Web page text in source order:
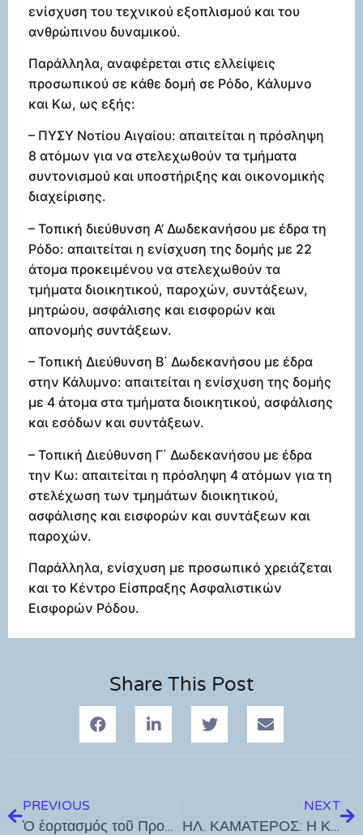
ενίσχυση του τεχνικού εξοπλισμού και του
ανθρώπινου δυναμικού.
Παράλληλα, αναφέρεται στις ελλείψεις
προσωπικού σε κάθε δομή σε Ρόδο, Κάλυμνο
και Κω, ως εξής:
– ΠΥΣΥ Νοτίου Αιγαίου: απαιτείται η πρόσληψη
8 ατόμων για να στελεχωθούν τα τμήματα
συντονισμού και υποστήριξης και οικονομικής
διαχείρισης.
– Τοπική διεύθυνση Α’ Δωδεκανήσου με έδρα τη
Ρόδο: απαιτείται η ενίσχυση της δομής με 22
άτομα προκειμένου να στελεχωθούν τα
τμήματα διοικητικού, παροχών, συντάξεων,
μητρώου, ασφάλισης και εισφορών και
απονομής συντάξεων.
– Τοπική Διεύθυνση Β΄ Δωδεκανήσου με έδρα
στην Κάλυμνο: απαιτείται η ενίσχυση της δομής
με 4 άτομα στα τμήματα διοικητικού, ασφάλισης
και εσόδων και συντάξεων.
– Τοπική Διεύθυνση Γ΄ Δωδεκανήσου με έδρα
την Κω: απαιτείται η πρόσληψη 4 ατόμων για τη
στελέχωση των τμημάτων διοικητικού,
ασφάλισης και εισφορών και συντάξεων και
παροχών.
Παράλληλα, ενίσχυση με προσωπικό χρειάζεται
και το Κέντρο Είσπραξης Ασφαλιστικών
Εισφορών Ρόδου.
Share This Post
PREVIOUS
Ὁ ἑορτασμός τοῦ Προφήτη Ζαχαρία στήν Κῶ
NEXT
ΗΛ. ΚΑΜΑΤΕΡΟΣ: Η Κα ΜΕΝΔΩΝΗ: Κάθε χρόνο τα ίδια ψέματα